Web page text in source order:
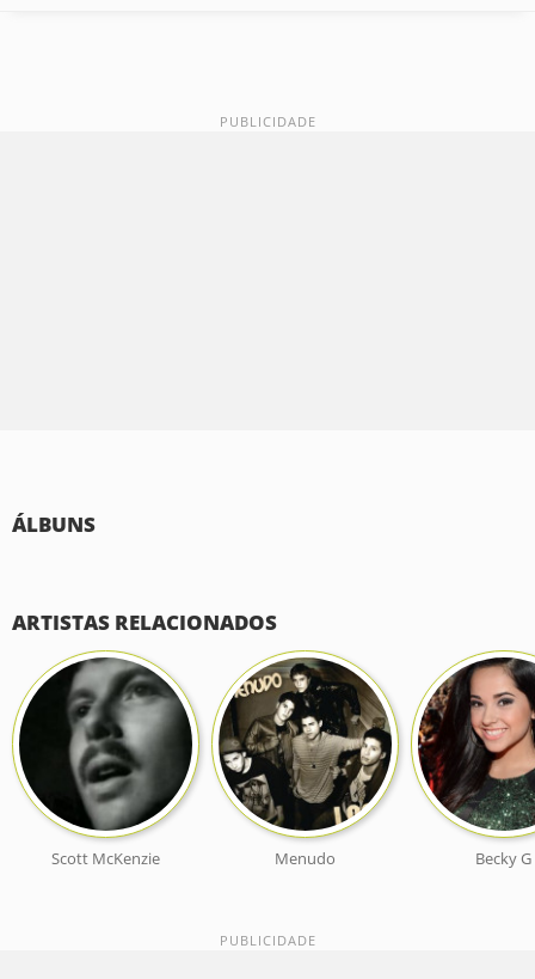
ÁLBUNS
ARTISTAS RELACIONADOS
Scott McKenzie Menudo Becky G